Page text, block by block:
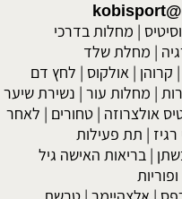
| מחלות בדרכי
| מחלת שלד
| קרוהן | אולקוס | לחץ דם
| מחלות עור | נשירת שיער
אולצרוזה |טחורים | לאחר
| תת פעילות
| בריאות האישה גיל
ופוריות